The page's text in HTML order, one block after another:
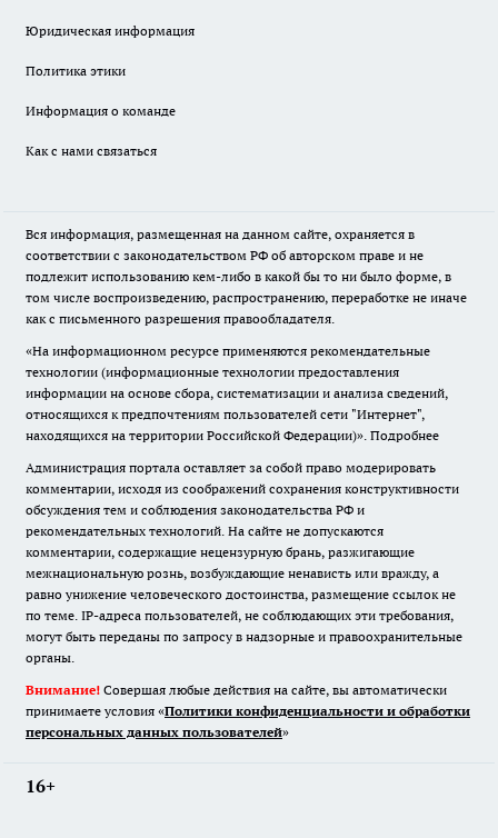
Юридическая информация
Политика этики
Информация о команде
Как с нами связаться
Вся информация, размещенная на данном сайте, охраняется в
соответствии с законодательством РФ об авторском праве и не
подлежит использованию кем-либо в какой бы то ни было форме, в
том числе воспроизведению, распространению, переработке не иначе
как с письменного разрешения правообладателя.
«На информационном ресурсе применяются рекомендательные
технологии (информационные технологии предоставления
информации на основе сбора, систематизации и анализа сведений,
относящихся к предпочтениям пользователей сети "Интернет",
находящихся на территории Российской Федерации)». Подробнее
Администрация портала оставляет за собой право модерировать
комментарии, исходя из соображений сохранения конструктивности
обсуждения тем и соблюдения законодательства РФ и
рекомендательных технологий. На сайте не допускаются
комментарии, содержащие нецензурную брань, разжигающие
межнациональную рознь, возбуждающие ненависть или вражду, а
равно унижение человеческого достоинства, размещение ссылок не
по теме. IP-адреса пользователей, не соблюдающих эти требования,
могут быть переданы по запросу в надзорные и правоохранительные
органы.
Внимание! Совершая любые действия на сайте, вы автоматически
принимаете условия «Политики конфиденциальности и обработки
персональных данных пользователей»
16+